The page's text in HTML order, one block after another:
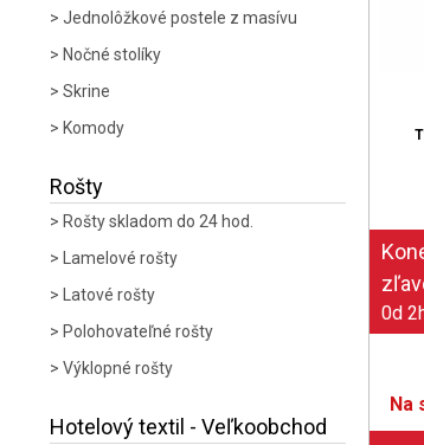
Jednolôžkové postele z masívu
Nočné stolíky
Skrine
Komody
Rošty
Rošty skladom do 24 hod.
Lamelové rošty
Latové rošty
Polohovateľné rošty
Výklopné rošty
Hotelový textil - Veľkoobchod
0d
Na